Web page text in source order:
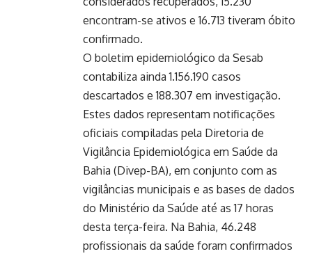
encontram-se ativos e 16.713 tiveram óbito
confirmado.
O boletim epidemiológico da Sesab
contabiliza ainda 1.156.190 casos
descartados e 188.307 em investigação.
Estes dados representam notificações
oficiais compiladas pela Diretoria de
Vigilância Epidemiológica em Saúde da
Bahia (Divep-BA), em conjunto com as
vigilâncias municipais e as bases de dados
do Ministério da Saúde até as 17 horas
desta terça-feira. Na Bahia, 46.248
profissionais da saúde foram confirmados